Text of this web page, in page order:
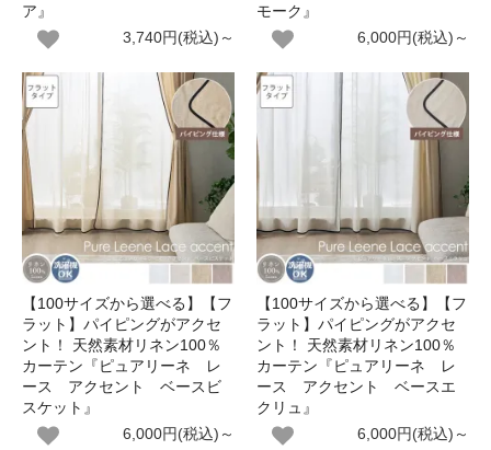
ア』
3,740円(税込)～
モーク』
6,000円(税込)～
【100サイズから選べる】【フ
ラット】パイピングがアクセ
ント！ 天然素材リネン100％
カーテン『ピュアリーネ レ
ース アクセント ベースビ
スケット』
6,000円(税込)～
【100サイズから選べる】【フ
ラット】パイピングがアクセ
ント！ 天然素材リネン100％
カーテン『ピュアリーネ レ
ース アクセント ベースエ
クリュ』
6,000円(税込)～